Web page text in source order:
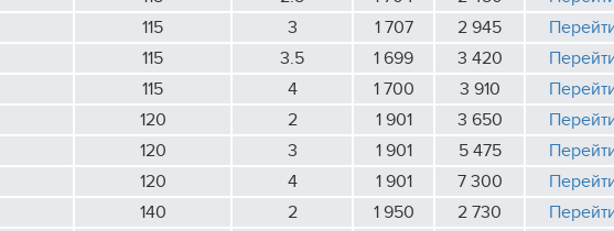
115 3 1 707 2 945
115 3.5 1 699 3 420
115 4 1 700 3 910
120 2 1 901 3 650
120 3 1 901 5 475
120 4 1 901 7 300
140 2 1 950 2 730